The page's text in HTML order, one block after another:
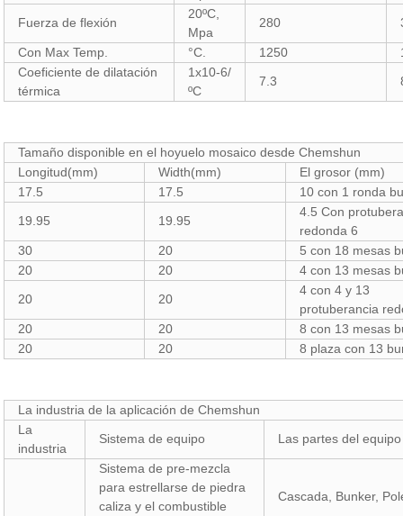
Fuerza de flexión
20ºC,
Mpa
280
Con Max Temp. °C. 1250
Coeficiente de dilatación
térmica
1x10-6/
ºC
7.3
Tamaño disponible en el hoyuelo mosaico desde Chemshun
Longitud(mm)
Width(mm)
El grosor (mm)
17.5
17.5
10 con 1 ronda
19.95
19.95
4.5 Con
redonda 6
30
20
5 con 18 mesas
20
20
4 con 13 mesas
20
20
4 con 4 y 13
protuberancia
20
20
8 con 13 mesas
20
20 8 plaza con 13
La industria de la aplicación de Chemshun
La
industria
Sistema de equipo Las partes del equipo
Sistema de pre-mezcla
para estrellarse de piedra
caliza y el combustible
Cascada, Bunker,